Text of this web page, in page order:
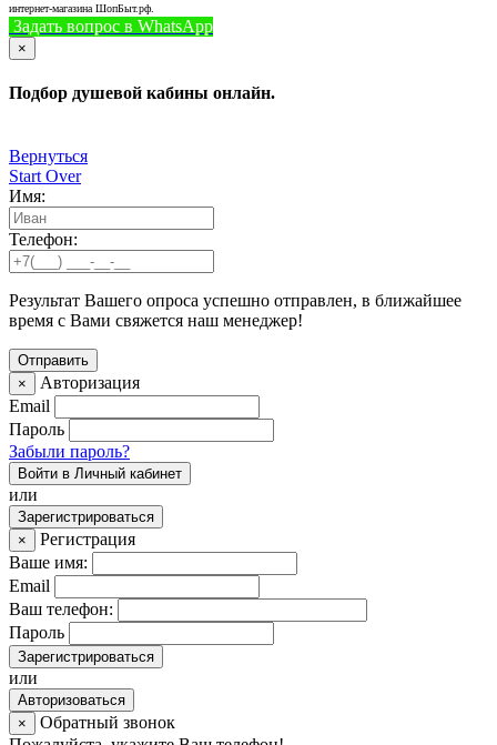
интернет-магазина ШопБыт.рф.
Задать вопрос в WhatsApp
×
Подбор душевой кабины онлайн.
Вернуться
Start Over
Имя:
Телефон:
Результат Вашего опроса успешно отправлен, в ближайшее
время с Вами свяжется наш менеджер!
×
Авторизация
Email
Пароль
Забыли пароль?
Войти в Личный кабинет
или
Зарегистрироваться
×
Регистрация
Ваше имя:
Email
Ваш телефон:
Пароль
Зарегистрироваться
или
Авторизоваться
×
Обратный звонок